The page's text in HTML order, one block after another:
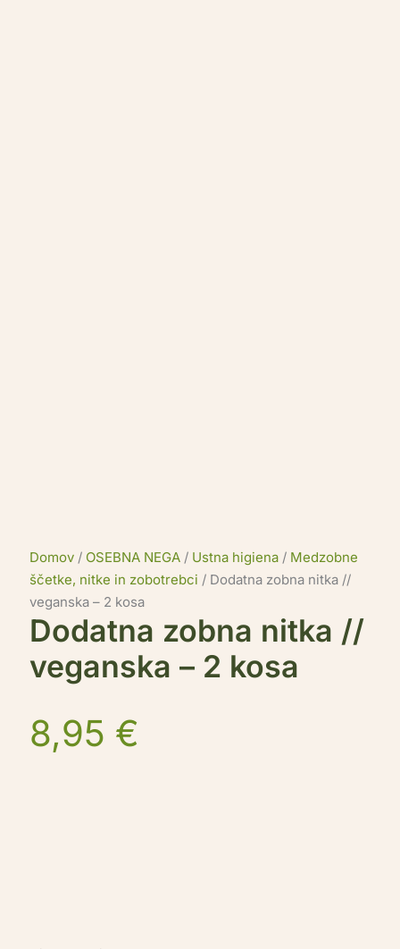
Domov / OSEBNA NEGA / Ustna higiena / Medzobne
ščetke, nitke in zobotrebci / Dodatna zobna nitka //
veganska – 2 kosa
Dodatna zobna nitka //
veganska – 2 kosa
8,95 €